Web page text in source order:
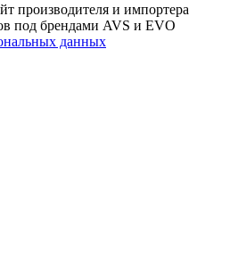
производителя и импортера
под брендами AVS и EVO
данных